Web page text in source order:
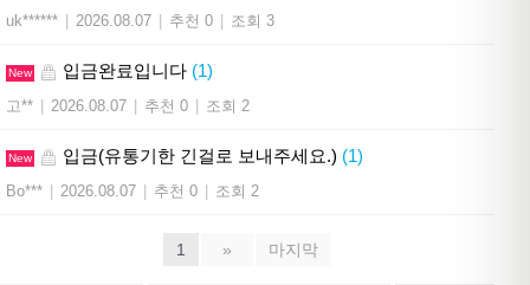
uk****** 2026.08.07 추천 0 조회 3
New 입금완료입니다 (1)
고** 2026.08.07 추천 0 조회 2
New 입금(유통기한 긴걸로 보내주세요.) (1)
Bo*** 2026.08.07 추천 0 조회 2
1 » 마지막